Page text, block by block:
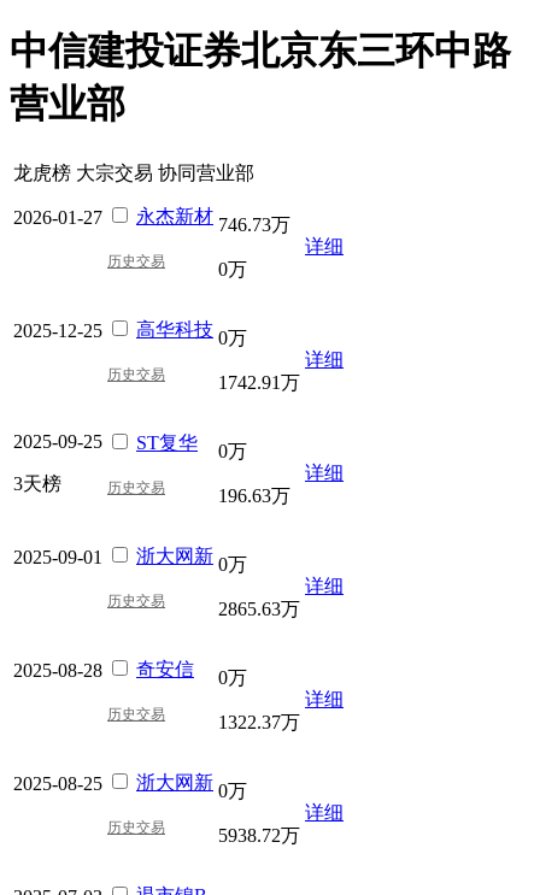
中信建投证券北京东三环中路
营业部
龙虎榜 大宗交易 协同营业部
2026-01-27 永杰新材
历史交易
746.73万
0万
详细
2025-12-25 高华科技
历史交易
0万
1742.91万
详细
2025-09-25
3天榜
ST复华
历史交易
0万
196.63万
详细
2025-09-01 浙大网新
历史交易
0万
2865.63万
详细
2025-08-28 奇安信
历史交易
0万
1322.37万
详细
2025-08-25 浙大网新
历史交易
0万
5938.72万
详细